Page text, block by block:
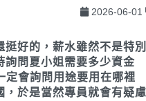
2026-06-01
挺好的，薪水雖然不是特
詢問夏小姐需要多少資金
定會詢問用途要用在哪裡
，於是當然專員就會有疑慮